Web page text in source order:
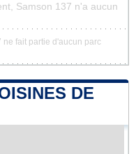
Samson 137 n'a aucun
ne fait partie d'aucun parc
DE